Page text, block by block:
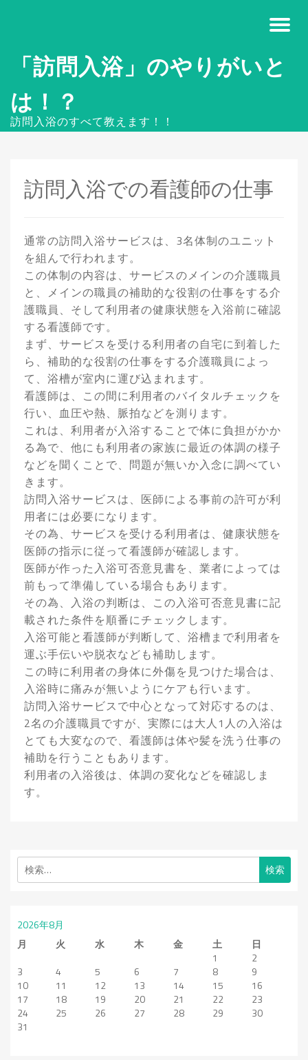
「訪問入浴」のやりがいと
は！？
訪問入浴のすべて教えます！！
訪問入浴での看護師の仕事
通常の訪問入浴サービスは、3名体制のユニット
を組んで行われます。
この体制の内容は、サービスのメインの介護職員
と、メインの職員の補助的な役割の仕事をする介
護職員、そして利用者の健康状態を入浴前に確認
する看護師です。
まず、サービスを受ける利用者の自宅に到着した
ら、補助的な役割の仕事をする介護職員によっ
て、浴槽が室内に運び込まれます。
看護師は、この間に利用者のバイタルチェックを
行い、血圧や熱、脈拍などを測ります。
これは、利用者が入浴することで体に負担がかか
る為で、他にも利用者の家族に最近の体調の様子
などを聞くことで、問題が無いか入念に調べてい
きます。
訪問入浴サービスは、医師による事前の許可が利
用者には必要になります。
その為、サービスを受ける利用者は、健康状態を
医師の指示に従って看護師が確認します。
医師が作った入浴可否意見書を、業者によっては
前もって準備している場合もあります。
その為、入浴の判断は、この入浴可否意見書に記
載された条件を順番にチェックします。
入浴可能と看護師が判断して、浴槽まで利用者を
運ぶ手伝いや脱衣なども補助します。
この時に利用者の身体に外傷を見つけた場合は、
入浴時に痛みが無いようにケアも行います。
訪問入浴サービスで中心となって対応するのは、
2名の介護職員ですが、実際には大人1人の入浴は
とても大変なので、看護師は体や髪を洗う仕事の
補助を行うこともあります。
利用者の入浴後は、体調の変化などを確認しま
す。
検
索:
2026年8月
月
火 水 木 金 土
日
1
2
3
4 5 6 7 8
9
10
11 12 13 14 15
16
17
18 19 20 21 22
23
24
25 26 27 28 29
30
31